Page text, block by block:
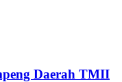
Daerah TMII